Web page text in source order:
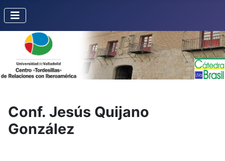
Conf. Jesús Quijano
González